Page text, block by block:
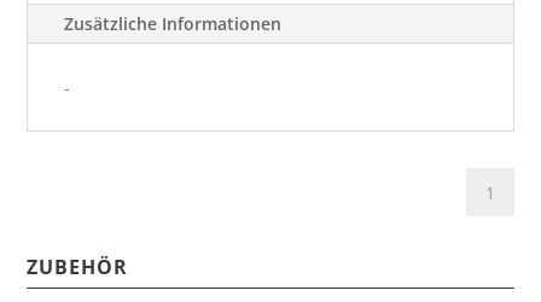
Zusätzliche Informationen
-
ZUBEHÖR